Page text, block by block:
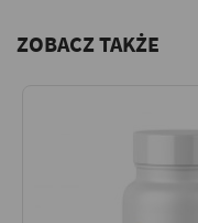
ZOBACZ TAKŻE